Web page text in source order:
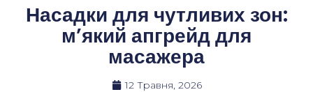
Насадки для чутливих зон:
м’який апгрейд для
масажера
12 Травня, 2026